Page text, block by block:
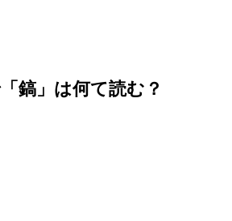
鎬」は何て読む？